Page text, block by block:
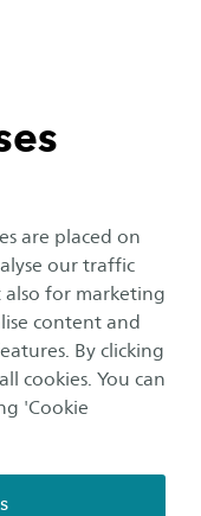
are placed on
our traffic
for marketing
content and
By clicking
cookies. You can
'Cookie
в
Applied